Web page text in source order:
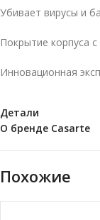
Убивает вирусы и
Покрытие корпуса
Инновационная
Детали
О бренде Casarte
Похожие